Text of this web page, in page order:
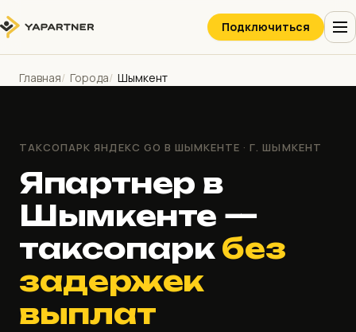
Подключиться
Главная Города Шымкент
ТАКСОПАРК ЯНДЕКС GO В ШЫМКЕНТЕ · Г. ШЫМКЕНТ
Япартнер в
Шымкенте —
таксопарк без
задержек
выплат